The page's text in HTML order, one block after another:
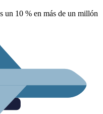
un 10 % en más de un millón